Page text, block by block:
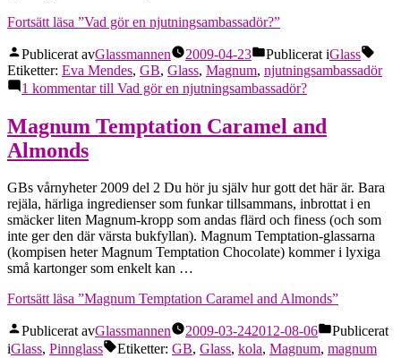
Fortsätt läsa ”Vad gör en njutningsambassadör?”
Publicerat avGlassmannen 2009-04-23 Publicerat iGlass
Etiketter: Eva Mendes, GB, Glass, Magnum, njutningsambassadör
1 kommentartill Vad gör en njutningsambassadör?
Magnum Temptation Caramel and
Almonds
GBs vårnyheter 2009 del 2 Du hör ju själv hur gott det här är. Bara
rejäla, härliga ingredienser som funkar tillsammans, inbrottat i en
smäcker liten Magnum-kropp som andas flärd och finess (och som
inte ger den där värsta bukfyllan). Magnum Temptation-glassarna
(kompisen heter Magnum Temptation Chocolate) kommer i lyxiga
små kartonger som enkelt kan …
Fortsätt läsa ”Magnum Temptation Caramel and Almonds”
Publicerat avGlassmannen 2009-03-242012-08-06
Publicerat
iGlass, Pinnglass Etiketter: GB, Glass, kola, Magnum, magnum